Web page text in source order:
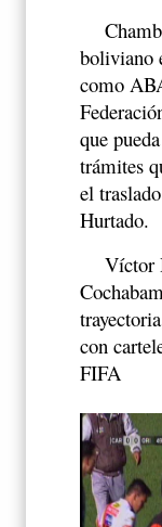
boliviano
como
que
trámites
el
Hurtado.
Víctor
con
FIFA